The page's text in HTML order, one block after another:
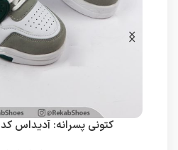
کتونی پسرانه: آدیداس کد 205 (سفید سبز)